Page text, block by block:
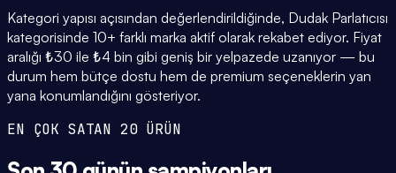
Kategori yapısı açısından değerlendirildiğinde, Dudak Parlatıcısı
kategorisinde 10+ farklı marka aktif olarak rekabet ediyor. Fiyat
aralığı ₺30 ile ₺4 bin gibi geniş bir yelpazede uzanıyor — bu
durum hem bütçe dostu hem de premium seçeneklerin yan
yana konumlandığını gösteriyor.
EN ÇOK SATAN 20 ÜRÜN